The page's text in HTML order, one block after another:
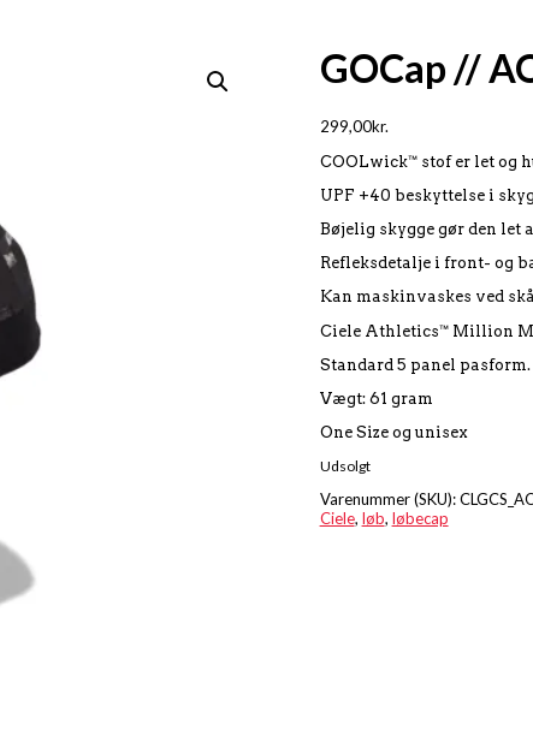
GOCap //
299,00kr.
COOLwick™ stof er let og
UPF +40 beskyttelse i
Bøjelig skygge gør den let
Refleksdetalje i front- og
Kan maskinvaskes ved
Ciele Athletics™ Million
Standard 5 panel
Vægt: 61 gram
One Size og unisex
Udsolgt
Varenummer (SKU):
Ciele, løb, løbecap